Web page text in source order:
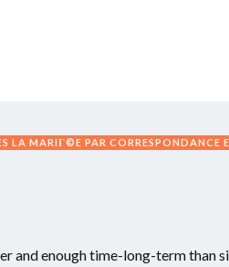
LA MARIГ©E PAR CORRESPONDANCE
and enough time-long-term than